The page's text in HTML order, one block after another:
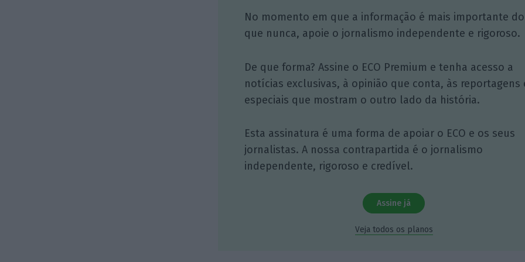
No momento em que a informação é mais importante do
que nunca, apoie o jornalismo independente e rigoroso.
De que forma? Assine o ECO Premium e tenha acesso a
notícias exclusivas, à opinião que conta, às reportagens
especiais que mostram o outro lado da história.
Esta assinatura é uma forma de apoiar o ECO e os seus
jornalistas. A nossa contrapartida é o jornalismo
independente, rigoroso e credível.
Assine já
Veja todos os planos